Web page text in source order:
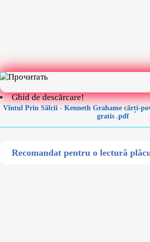
Ghid de descărcare!
Vîntul Prin Sălcii - Kenneth Grahame cărți-
gratis .pdf
Recomandat pentru o lectură